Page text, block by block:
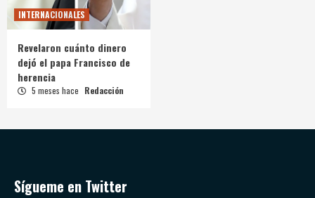
INTERNACIONALES
Revelaron cuánto dinero
dejó el papa Francisco de
herencia
5 meses hace Redacción
Sígueme en Twitter